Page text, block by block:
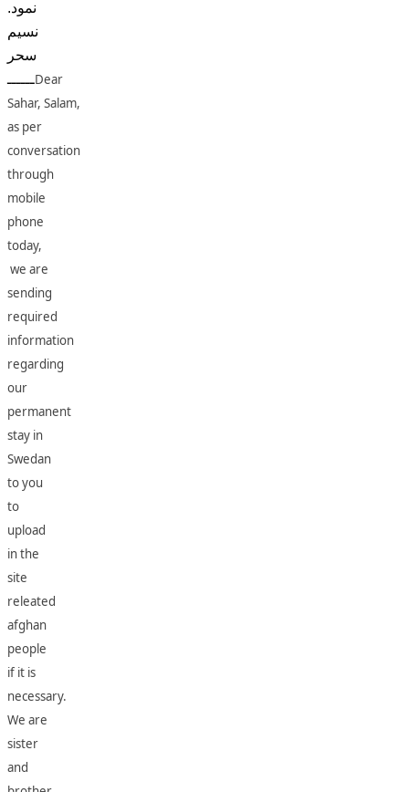
نمود.
نسيم
سحر
ــــــDear
Sahar, Salam,
as per
conversation
through
mobile
phone
today,
we are
sending
required
information
regarding
our
permanent
stay in
Swedan
to you
to
upload
in the
site
releated
afghan
people
if it is
necessary.
We are
sister
and